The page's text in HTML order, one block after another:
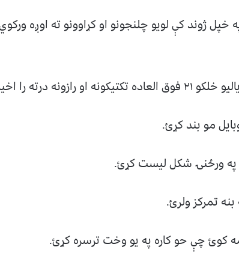
خپل ژوند کې لویو چلنجونو او کړاوونو ته اوږه
او رازونه درته را اخیستي دي: